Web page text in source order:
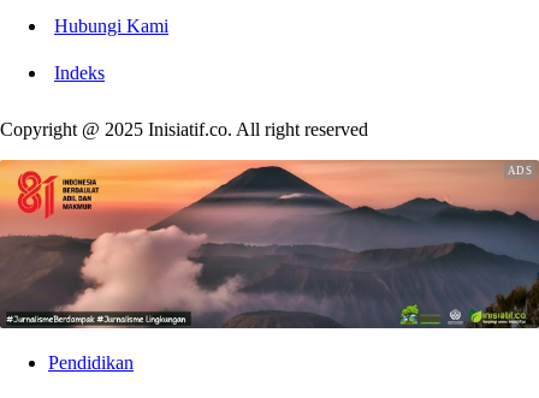
Hubungi Kami
Indeks
Copyright @ 2025 Inisiatif.co. All right reserved
Pendidikan